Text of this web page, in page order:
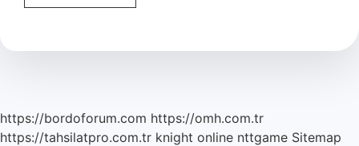
Düzenli
Anlarız
https://bordoforum.com https://omh.com.tr
https://tahsilatpro.com.tr knight online nttgame Sitemap